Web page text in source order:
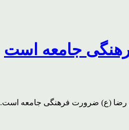
جامعه است
رضا (ع) ضرورت فرهنگی جامعه است.